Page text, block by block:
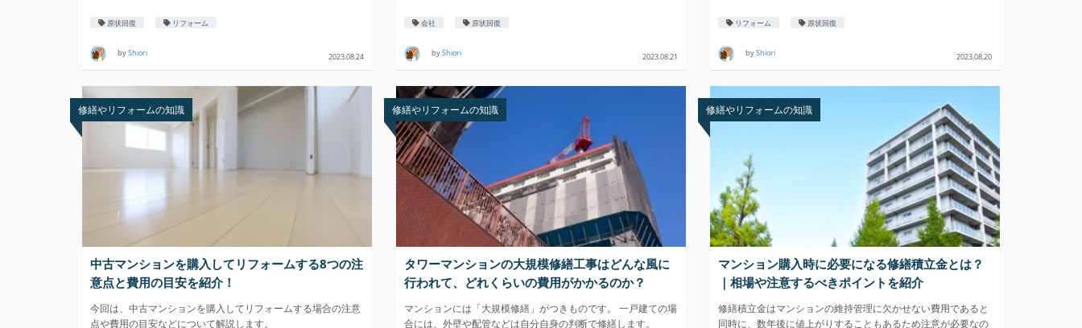
原状回復 リフォーム
byShiori 2023.08.24
会社 原状回復
byShiori 2023.08.21
リフォーム 原状回復
byShiori 2023.08.20
修繕やリフォームの知識
中古マンションを購入してリフォームする8つの注
意点と費用の目安を紹介！
今回は、中古マンションを購入してリフォームする場合の注意
点や費用の目安などについて解説します。
修繕やリフォームの知識
タワーマンションの大規模修繕工事はどんな風に
行われて、どれくらいの費用がかかるのか？
マンションには「大規模修繕」がつきものです。 一戸建ての場
合には、外壁や配管などは自分自身の判断で修繕します。
修繕やリフォームの知識
マンション購入時に必要になる修繕積立金とは？
｜相場や注意するべきポイントを紹介
修繕積立金はマンションの維持管理に欠かせない費用であると
同時に、数年後に値上がりすることもあるため注意が必要なの